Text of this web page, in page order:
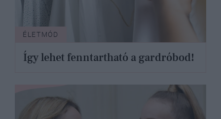
ÉLETMÓD
Így lehet fenntartható a gardróbod!